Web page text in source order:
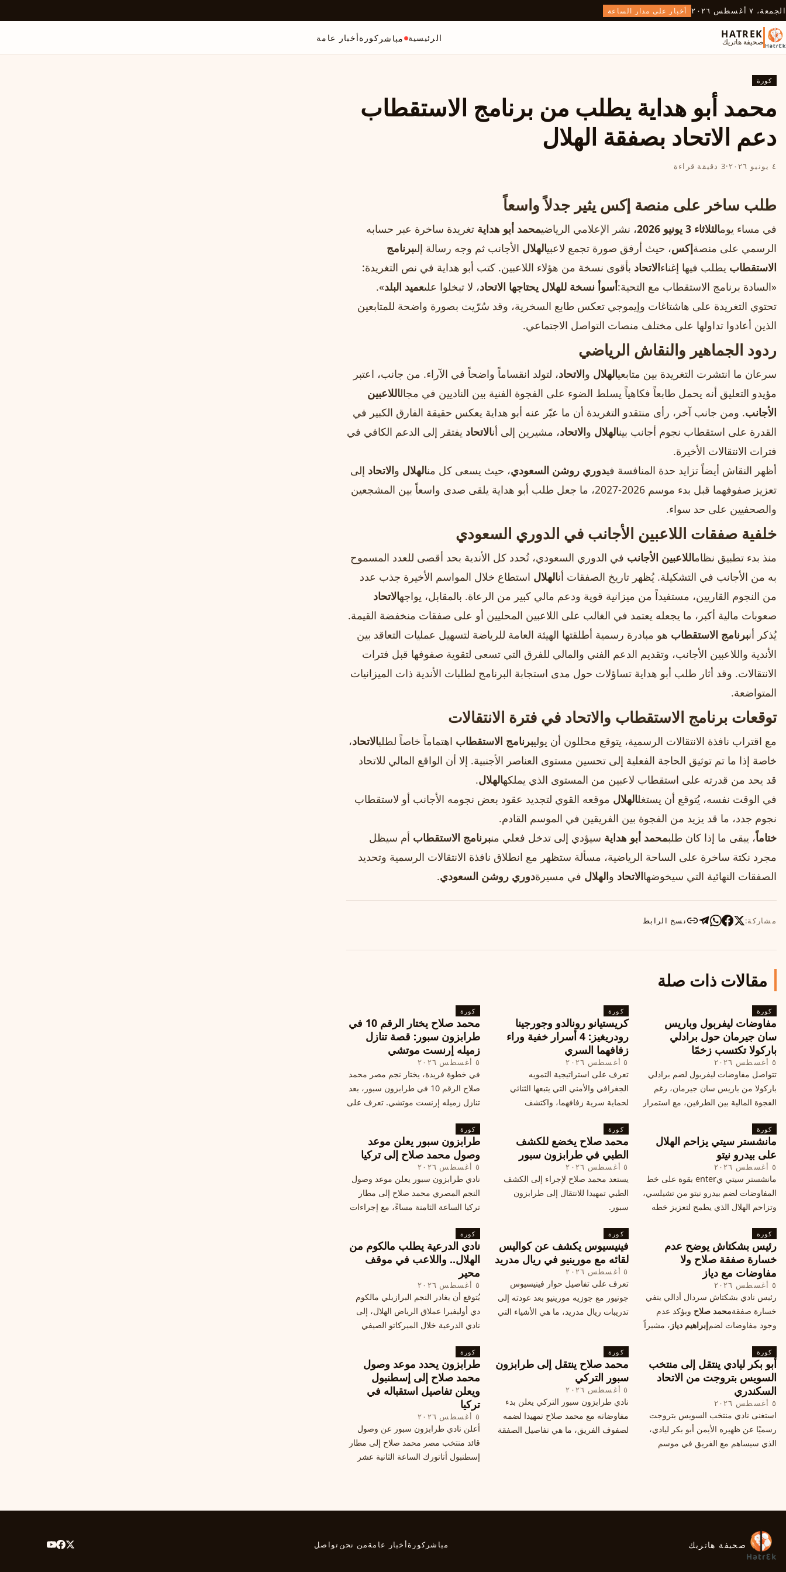
الجمعة، ٧ أغسطس ٢٠٢٦ أخبار على مدار الساعة
HATREK
صحيفة هاتريك الرئيسية مباشر كورةأخبار عامة
كورة
محمد أبو هداية يطلب من برنامج الاستقطاب
دعم الاتحاد بصفقة الهلال
٤ يونيو ٢٠٢٦ ·3 دقيقة قراءة
طلب ساخر على منصة إكس يثير جدلاً واسعاً
في مساء يومالثلاثاء 3 يونيو 2026 ، نشر الإعلامي الرياضيمحمد أبو هداية تغريدة ساخرة عبر حسابه
الرسمي على منصةإكس، حيث أرفق صورة تجمع لاعبيالهلال الأجانب ثم وجه رسالة إلىبرنامج
الاستقطاب يطلب فيها إغناءالاتحاد بأقوى نسخة من هؤلاء اللاعبين. كتب أبو هداية في نص التغريدة:
«السادة برنامج الاستقطاب مع التحية:أسوأ نسخة للهلال يحتاجها الاتحاد، لا تبخلوا علىعميد البلد».
تحتوي التغريدة على هاشتاغات وإيموجي تعكس طابع السخرية، وقد سُرّيت بصورة واضحة للمتابعين
الذين أعادوا تداولها على مختلف منصات التواصل الاجتماعي.
ردود الجماهير والنقاش الرياضي
سرعان ما انتشرت التغريدة بين متابعيالهلال والاتحاد، لتولد انقساماً واضحاً في الآراء. من جانب، اعتبر
مؤيدو التعليق أنه يحمل طابعاً فكاهياً يسلط الضوء على الفجوة الفنية بين الناديين في مجالاللاعبين
الأجانب. ومن جانب آخر، رأى منتقدو التغريدة أن ما عبّر عنه أبو هداية يعكس حقيقة الفارق الكبير في
القدرة على استقطاب نجوم أجانب بينالهلال والاتحاد، مشيرين إلى أنالاتحاد يفتقر إلى الدعم الكافي في
فترات الانتقالات الأخيرة.
أظهر النقاش أيضاً تزايد حدة المنافسة فيدوري روشن السعودي، حيث يسعى كل منالهلال والاتحاد إلى
تعزيز صفوفهما قبل بدء موسم 2026‑2027، ما جعل طلب أبو هداية يلقى صدى واسعاً بين المشجعين
والصحفيين على حد سواء.
خلفية صفقات اللاعبين الأجانب في الدوري السعودي
منذ بدء تطبيق نظاماللاعبين الأجانب في الدوري السعودي، تُحدد كل الأندية بحد أقصى للعدد المسموح
به من الأجانب في التشكيلة. يُظهر تاريخ الصفقات أنالهلال استطاع خلال المواسم الأخيرة جذب عدد
من النجوم القاريين، مستفيداً من ميزانية قوية ودعم مالي كبير من الرعاة. بالمقابل، يواجهالاتحاد
صعوبات مالية أكبر، ما يجعله يعتمد في الغالب على اللاعبين المحليين أو على صفقات منخفضة القيمة.
يُذكر أنبرنامج الاستقطاب هو مبادرة رسمية أطلقتها الهيئة العامة للرياضة لتسهيل عمليات التعاقد بين
الأندية واللاعبين الأجانب، وتقديم الدعم الفني والمالي للفرق التي تسعى لتقوية صفوفها قبل فترات
الانتقالات. وقد أثار طلب أبو هداية تساؤلات حول مدى استجابة البرنامج لطلبات الأندية ذات الميزانيات
المتواضعة.
توقعات برنامج الاستقطاب والاتحاد في فترة الانتقالات
مع اقتراب نافذة الانتقالات الرسمية، يتوقع محللون أن يوليبرنامج الاستقطاب اهتماماً خاصاً لطلبالاتحاد،
خاصة إذا ما تم توثيق الحاجة الفعلية إلى تحسين مستوى العناصر الأجنبية. إلا أن الواقع المالي للاتحاد
قد يحد من قدرته على استقطاب لاعبين من المستوى الذي يملكهالهلال.
في الوقت نفسه، يُتوقع أن يستغلالهلال موقعه القوي لتجديد عقود بعض نجومه الأجانب أو لاستقطاب
نجوم جدد، ما قد يزيد من الفجوة بين الفريقين في الموسم القادم.
ختاماً، يبقى ما إذا كان طلبمحمد أبو هداية سيؤدي إلى تدخل فعلي منبرنامج الاستقطاب أم سيظل
مجرد نكتة ساخرة على الساحة الرياضية، مسألة ستظهر مع انطلاق نافذة الانتقالات الرسمية وتحديد
الصفقات النهائية التي سيخوضهاالاتحاد والهلال في مسيرةدوري روشن السعودي.
مشاركة: نسخ الرابط
مقالات ذات صلة
كورة
مفاوضات ليفربول وباريس
سان جيرمان حول برادلي
باركولا تكتسب زخمًا
٥ أغسطس ٢٠٢٦
تتواصل مفاوضات ليفربول لضم برادلي
باركولا من باريس سان جيرمان، رغم
الفجوة المالية بين الطرفين، مع استمرار
إغلاق سوق الانتقالات
كورة
كريستيانو رونالدو وجورجينا
رودريغيز: 4 أسرار خفية وراء
زفافهما السري
٥ أغسطس ٢٠٢٦
تعرف على استراتيجية التمويه
الجغرافي والأمني التي يتبعها الثنائي
لحماية سرية زفافهما، واكتشف
في البرتغال، واعرف ما هي الخطوات
القادمة في هذا الحدث العالمي
كورة
محمد صلاح يختار الرقم 10 في
طرابزون سبور: قصة تنازل
زميله إرنست موتشي
٥ أغسطس ٢٠٢٦
في خطوة فريدة، يختار نجم مصر محمد
صلاح الرقم 10 في طرابزون سبور، بعد
تنازل زميله إرنست موتشي. تعرف على
كورة
مانشستر سيتي يزاحم الهلال
على بيدرو نيتو
٥ أغسطس ٢٠٢٦
مانشستر سيتي يenter بقوة على خط
المفاوضات لضم بيدرو نيتو من تشيلسي،
وتزاحم الهلال الذي يطمح لتعزيز خطه
كورة
محمد صلاح يخضع للكشف
الطبي في طرابزون سبور
٥ أغسطس ٢٠٢٦
يستعد محمد صلاح لإجراء إلى الكشف
الطبي تمهيدا للانتقال إلى طرابزون
سبور.
كورة
طرابزون سبور يعلن موعد
وصول محمد صلاح إلى تركيا
٥ أغسطس ٢٠٢٦
نادي طرابزون سبور يعلن موعد وصول
النجم المصري محمد صلاح إلى مطار
تركيا الساعة الثامنة مساءً، مع إجراءات
جديد ومكافآت مالية.
كورة
رئيس بشكتاش يوضح عدم
خسارة صفقة صلاح ولا
مفاوضات مع دياز
٥ أغسطس ٢٠٢٦
رئيس نادي بشكتاش سردال أدالي ينفي
خسارة صفقةمحمد صلاح ويؤكد عدم
وجود مفاوضات لضمإبراهيم دياز ، مشيراً
محتملة أخرى.
كورة
فينيسيوس يكشف عن كواليس
لقائه مع مورينيو في ريال مدريد
٥ أغسطس ٢٠٢٦
تعرف على تفاصيل حوار فينيسيوس
جونيور مع جوزيه مورينيو بعد عودته إلى
تدريبات ريال مدريد، ما هي الأشياء التي
كورة
نادي الدرعية يطلب مالكوم من
الهلال.. واللاعب في موقف
محير
٥ أغسطس ٢٠٢٦
يُتوقع أن يغادر النجم البرازيلي مالكوم
دي أوليفيرا عملاق الرياض الهلال، إلى
نادي الدرعية خلال الميركاتو الصيفي
هذا الانتقال، وسط تقارير تفيد أن الهلال
يرحب بفراقته.
كورة
أبو بكر ليادي ينتقل إلى منتخب
السويس بتروجت من الاتحاد
السكندري
٥ أغسطس ٢٠٢٦
استغنى نادي منتخب السويس بتروجت
رسميًا عن ظهيره الأيمن أبو بكر ليادي،
الذي سيساهم مع الفريق في موسم
كورة
محمد صلاح ينتقل إلى طرابزون
سبور التركي
٥ أغسطس ٢٠٢٦
نادي طرابزون سبور التركي يعلن بدء
مفاوضاته مع محمد صلاح تمهيدا لضمه
لصفوف الفريق، ما هي تفاصيل الصفقة
كورة
طرابزون يحدد موعد وصول
محمد صلاح إلى إسطنبول
ويعلن تفاصيل استقباله في
تركيا
٥ أغسطس ٢٠٢٦
أعلن نادي طرابزون سبور عن وصول
قائد منتخب مصر محمد صلاح إلى مطار
إسطنبول أتاتورك الساعة الثانية عشر
التركية الكبرى.
صحيفة هاتريك مباشر كورةأخبار عامةمن نحنتواصل